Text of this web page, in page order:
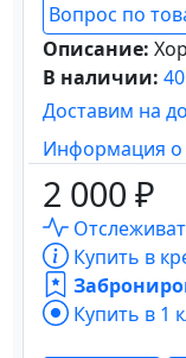
Вопрос по
Описание:
В наличии:
Доставим на
Информация о
2 000 ₽
Купить в
Купить в 1